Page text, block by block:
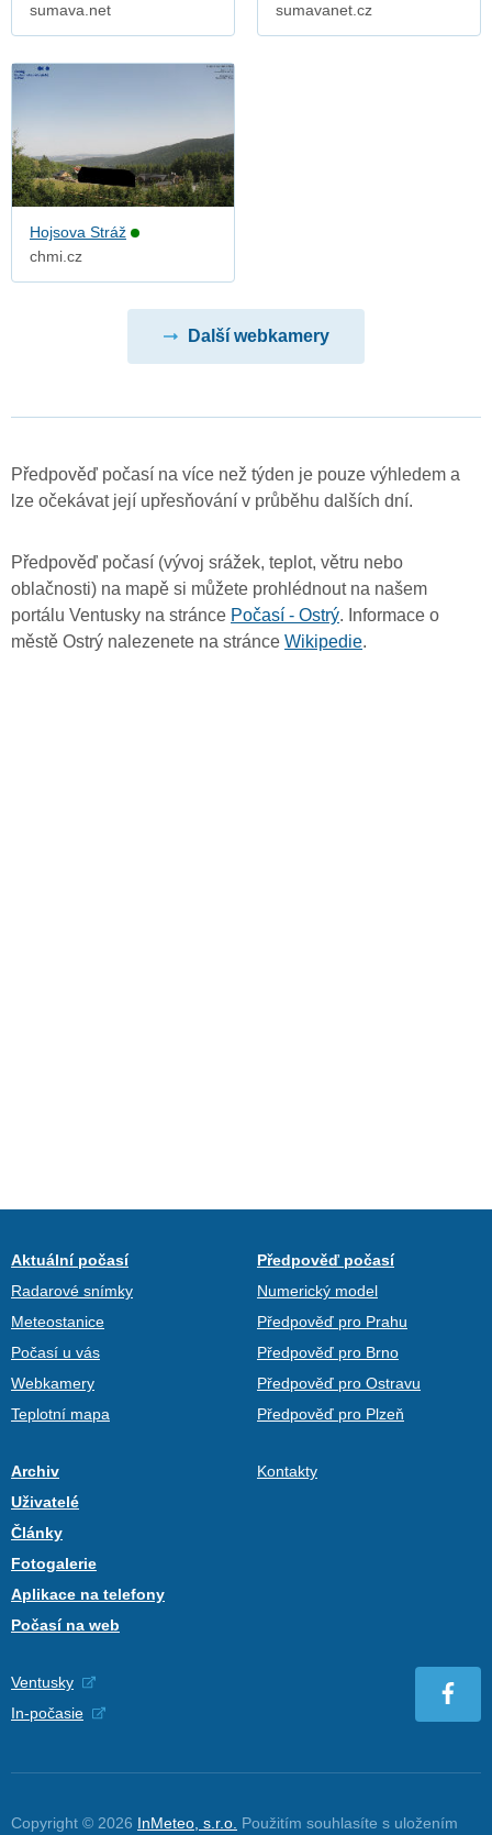
sumava.net
sumavanet.cz
Hojsova Stráž
chmi.cz
Další webkamery
Předpověď počasí na více než týden je pouze výhledem a
lze očekávat její upřesňování v průběhu dalších dní.
Předpověď počasí (vývoj srážek, teplot, větru nebo
oblačnosti) na mapě si můžete prohlédnout na našem
portálu Ventusky na stránce Počasí - Ostrý. Informace o
městě Ostrý nalezenete na stránce Wikipedie.
Aktuální počasí
Radarové snímky
Meteostanice
Počasí u vás
Webkamery
Teplotní mapa
Předpověď počasí
Numerický model
Předpověď pro Prahu
Předpověď pro Brno
Předpověď pro Ostravu
Předpověď pro Plzeň
Archiv
Uživatelé
Články
Fotogalerie
Aplikace na telefony
Počasí na web
Kontakty
Ventusky
In-počasie
Copyright © 2026 InMeteo, s.r.o. Použitím souhlasíte s uložením